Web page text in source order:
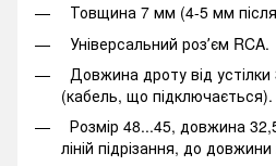
Товщина 7 мм (4-5 мм
Універсальний розʼєм RCA.
Довжина дроту від
(кабель, що підключається).
Розмір 48...45, довжина
ліній підрізання, до